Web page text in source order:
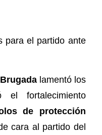
para el partido ante
lamentó los
el fortalecimiento
de protección
cara al partido del